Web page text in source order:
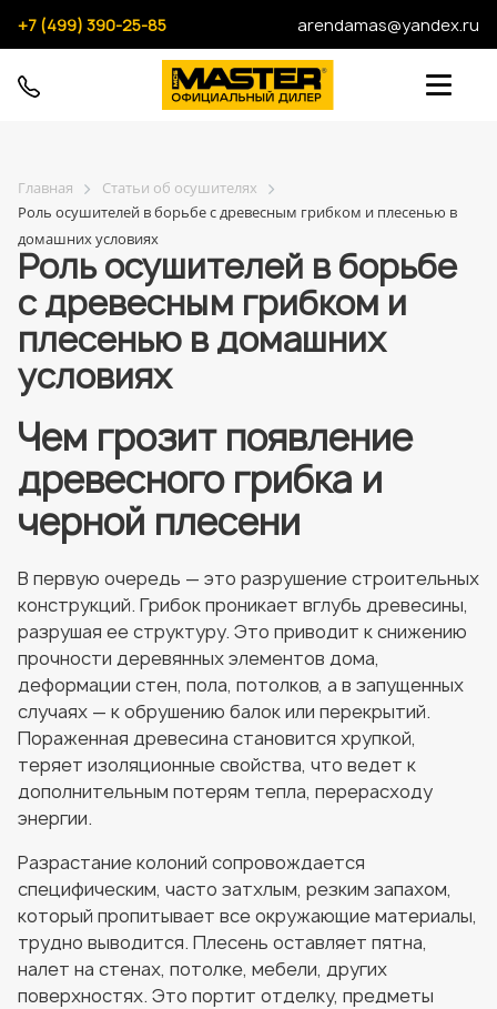
+7 (499) 390-25-85 arendamas@yandex.ru
Главная
Статьи об осушителях
Роль осушителей в борьбе с древесным грибком и плесенью в
домашних условиях
Роль осушителей в борьбе
с древесным грибком и
плесенью в домашних
условиях
Чем грозит появление
древесного грибка и
черной плесени
В первую очередь — это разрушение строительных
конструкций. Грибок проникает вглубь древесины,
разрушая ее структуру. Это приводит к снижению
прочности деревянных элементов дома,
деформации стен, пола, потолков, а в запущенных
случаях — к обрушению балок или перекрытий.
Пораженная древесина становится хрупкой,
теряет изоляционные свойства, что ведет к
дополнительным потерям тепла, перерасходу
энергии.
Разрастание колоний сопровождается
специфическим, часто затхлым, резким запахом,
который пропитывает все окружающие материалы,
трудно выводится. Плесень оставляет пятна,
налет на стенах, потолке, мебели, других
поверхностях. Это портит отделку, предметы